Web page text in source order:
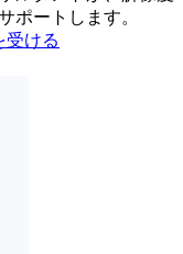
ポートします。
受ける